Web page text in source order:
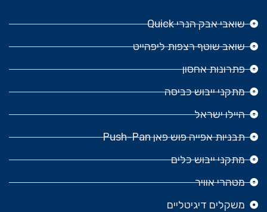
שואבי אבק הנרי Quick
שואב שוטף רצפות ליפהייט
פתרונות אחסון
מתקני ייבוש כביסה
היילו ישראל
תבניות אפייה פוש פאן Push-Pan
מתקני ייבוש כלים
מטהרי אוויר
משקלים דיגיטליים